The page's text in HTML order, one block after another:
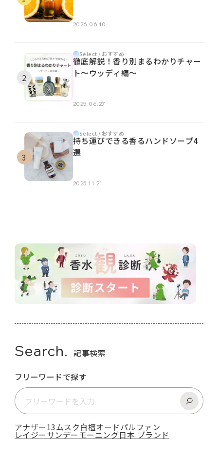
2026.06.10
Select / おすすめ
徹底解説！香り別まるわかりチャー
ト～ウッディ編～
2025.06.27
Select / おすすめ
持ち運びできる香るハンドソープ4
選
2025.11.21
Search. 記事検索
フリーワードで探す
アナザー13ムスク白檀オードパルファン
レイジーサンデーモーニング日本 ブランド